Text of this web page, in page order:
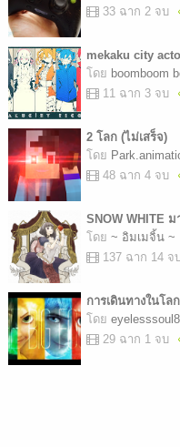
33 ฉาก 2 จบ
mekaku city
โดย boomboom
11 ฉาก 3 จบ
2 โลก (ไม่เสร็จ)
โดย
48 ฉาก 4 จบ
SNOW WHITE ม
โดย ~ อิมเมจิ้น ~
137 ฉาก 14 จ
การเดินทางในโล
โดย eyelesssoul8
29 ฉาก 1 จบ